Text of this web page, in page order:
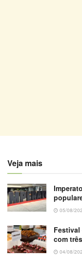
Veja mais
05/08/
com
04/08/